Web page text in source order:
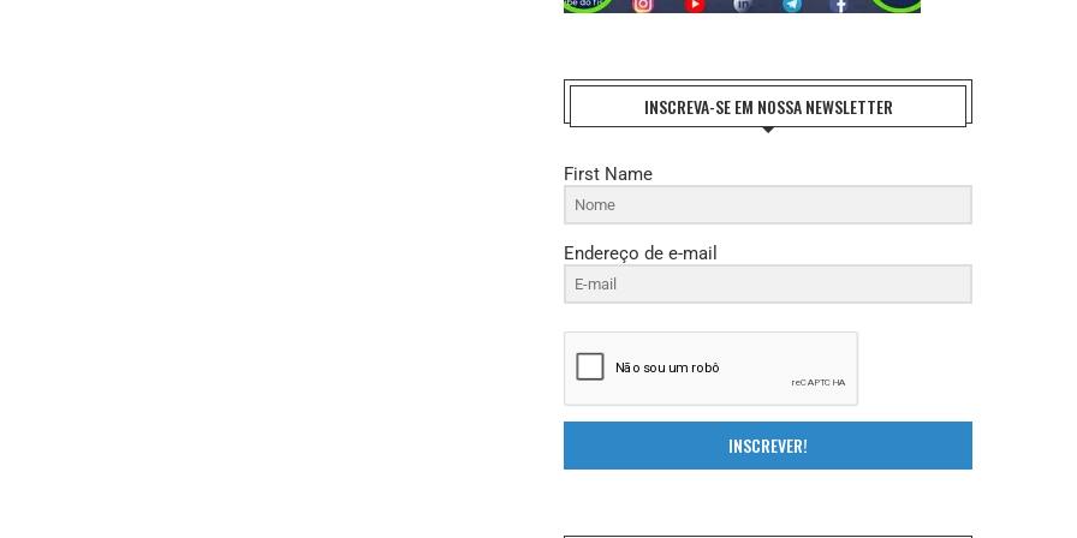
INSCREVA-SE EM NOSSA NEWSLETTER
First Name
Endereço de e-mail
INSCREVER!